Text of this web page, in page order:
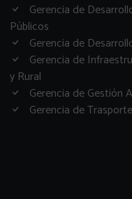
Gerencia de
Públicos
Gerencia de
Gerencia de
y Rural
Gerencia de Gestión
Gerencia de